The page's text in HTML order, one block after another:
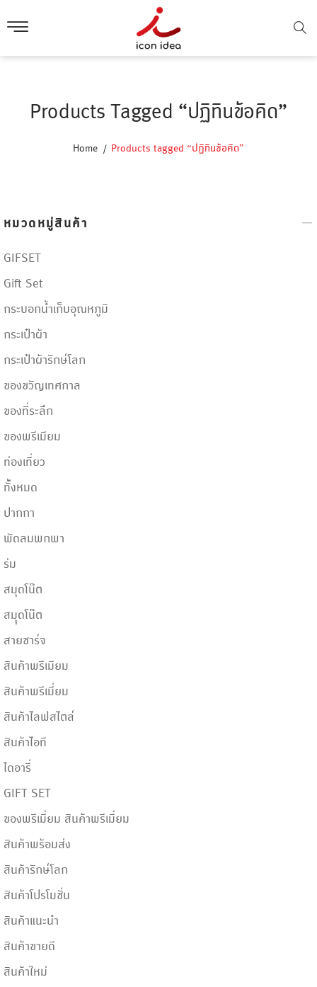
Products Tagged “ปฏิทินข้อคิด”
Home Products tagged “ปฏิทินข้อคิด”
หมวดหมู่สินค้า
GIFSET
Gift Set
กระบอกน้ำเก็บอุณหภูมิ
กระเป๋าผ้า
กระเป๋าผ้ารักษ์โลก
ของขวัญเทศกาล
ของที่ระลึก
ของพรีเมียม
ท่องเที่ยว
ทั้้งหมด
ปากกา
พัดลมพกพา
ร่ม
สมุดโน๊ต
สมุุดโน๊ต
สายชาร์จ
สินค้าพรีเมียม
สินค้าพรีเมี่ยม
สินค้าไลฟสไตล์
สินค้าไอที
ไดอารี่
GIFT SET
ของพรีเมี่ยม สินค้าพรีเมี่ยม
สินค้าพร้อมส่ง
สินค้ารักษ์โลก
สินค้าโปรโมชั่น
สินค้าแนะนำ
สินค้าขายดี
สินค้าใหม่